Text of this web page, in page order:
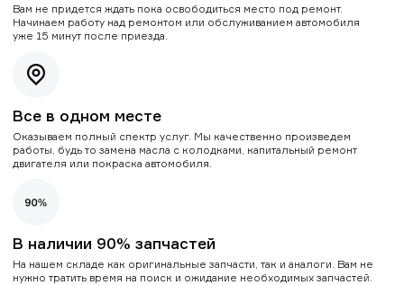
Вам не придется ждать пока освободиться место под ремонт.
Начинаем работу над ремонтом или обслуживанием автомобиля
уже 15 минут после приезда.
Все в одном месте
Оказываем полный спектр услуг. Мы качественно произведем
работы, будь то замена масла с колодками, капитальный ремонт
двигателя или покраска автомобиля.
В наличии 90% запчастей
На нашем складе как оригинальные запчасти, так и аналоги. Вам не
нужно тратить время на поиск и ожидание необходимых запчастей.